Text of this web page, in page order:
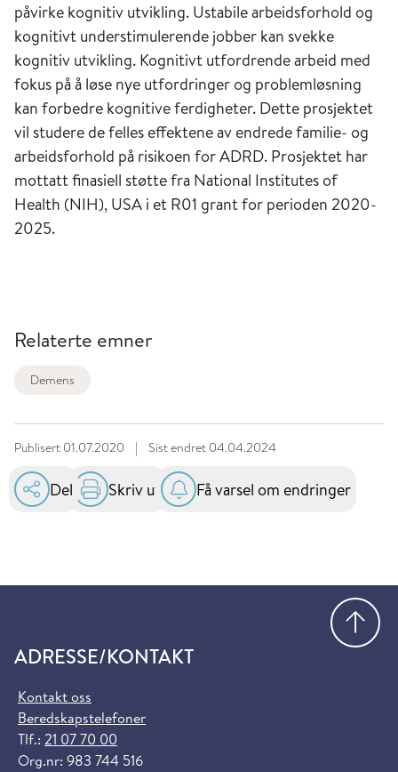
påvirke kognitiv utvikling. Ustabile arbeidsforhold og
kognitivt understimulerende jobber kan svekke
kognitiv utvikling. Kognitivt utfordrende arbeid med
fokus på å løse nye utfordringer og problemløsning
kan forbedre kognitive ferdigheter. Dette prosjektet
vil studere de felles effektene av endrede familie- og
arbeidsforhold på risikoen for ADRD. Prosjektet har
mottatt finasiell støtte fra National Institutes of
Health (NIH), USA i et R01 grant for perioden 2020-
2025.
Relaterte emner
Demens
Publisert 01.07.2020 | Sist endret 04.04.2024
Del Skriv ut Få varsel om endringer
ADRESSE/KONTAKT
Kontakt oss
Beredskapstelefoner
Tlf.: 21 07 70 00
Org.nr: 983 744 516